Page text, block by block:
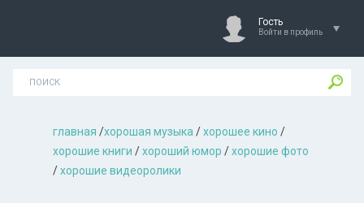
Гость
Войти в профиль
главная /хорошая музыкa /хорошее кино /
хорошие книги /хороший юмор /хорошие фото
/хорошие видеоролики